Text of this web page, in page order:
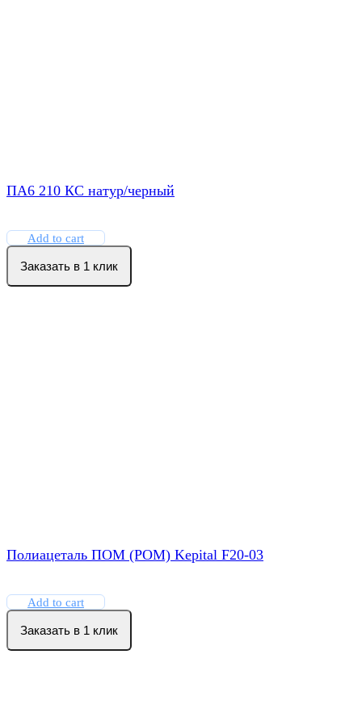
ПА6 210 КС натур/черный
Add to cart
Заказать в 1 клик
Полиацеталь ПОМ (POM) Kepital F20-03
Add to cart
Заказать в 1 клик